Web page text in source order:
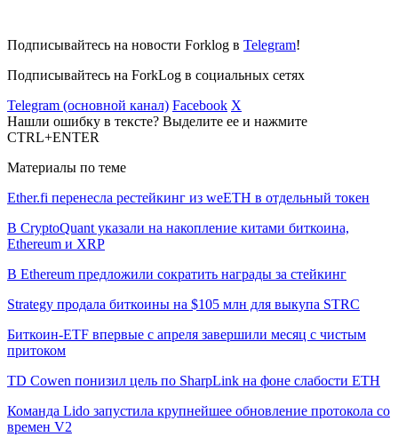
Подписывайтесь на новости Forklog в Telegram!
Подписывайтесь на ForkLog в социальных сетях
Telegram (основной канал) Facebook X
Нашли ошибку в тексте? Выделите ее и нажмите
CTRL+ENTER
Материалы по теме
Ether.fi перенесла рестейкинг из weETH в отдельный токен
В CryptoQuant указали на накопление китами биткоина,
Ethereum и XRP
В Ethereum предложили сократить награды за стейкинг
Strategy продала биткоины на $105 млн для выкупа STRC
Биткоин-ETF впервые с апреля завершили месяц с чистым
притоком
TD Cowen понизил цель по SharpLink на фоне слабости ETH
Команда Lido запустила крупнейшее обновление протокола со
времен V2